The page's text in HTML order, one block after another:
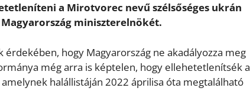
a Mirotvorec nevű szélsőséges ukrán
miniszterelnökét.
hogy Magyarország ne akadályozza meg
még arra is képtelen, hogy ellehetetlenítsék a
halállistáján 2022 áprilisa óta megtalálható